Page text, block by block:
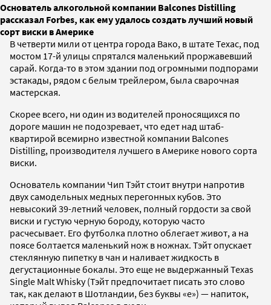
Основатель алкогольной компании Balcones Distilling
рассказал Forbes, как ему удалось создать лучший новый
сорт виски в Америке
В четверти мили от центра города Вако, в штате Техас, под
мостом 17-й улицы спрятался маленький проржавевший
сарай. Когда-то в этом здании под огромными подпорами
эстакады, рядом с белым трейлером, была сварочная
мастерская.
Скорее всего, ни один из водителей проносящихся по
дороге машин не подозревает, что едет над штаб-
квартирой всемирно известной компании Balcones
Distilling, производителя лучшего в Америке нового сорта
виски.
Основатель компании Чип Тэйт стоит внутри напротив
двух самодельных медных перегонных кубов. Это
невысокий 39-летний человек, полный гордости за свой
виски и густую черную бороду, которую часто
расчесывает. Его футболка плотно облегает живот, а на
поясе болтается маленький нож в ножнах. Тэйт опускает
стеклянную пипетку в чан и наливает жидкость в
дегустационные бокалы. Это еще не выдержанный Texas
Single Malt Whisky (Тэйт предпочитает писать это слово
так, как делают в Шотландии, без буквы «e») — напиток,